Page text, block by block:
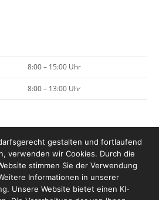
8:00 – 15:00 Uhr
8:00 – 13:00 Uhr
gestalten und fortlaufend
verwenden wir Cookies. Durch die
stimmen Sie der Verwendung
Informationen in unserer
Unsere Website bietet einen KI-